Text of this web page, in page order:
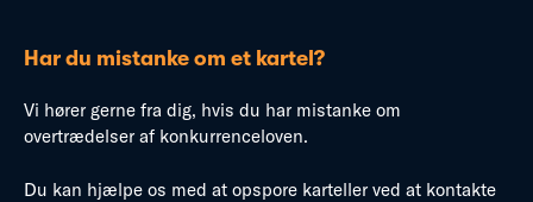
Har du mistanke om et kartel?
Vi hører gerne fra dig, hvis du har mistanke om
overtrædelser af konkurrenceloven.
Du kan hjælpe os med at opspore karteller ved at kontakte